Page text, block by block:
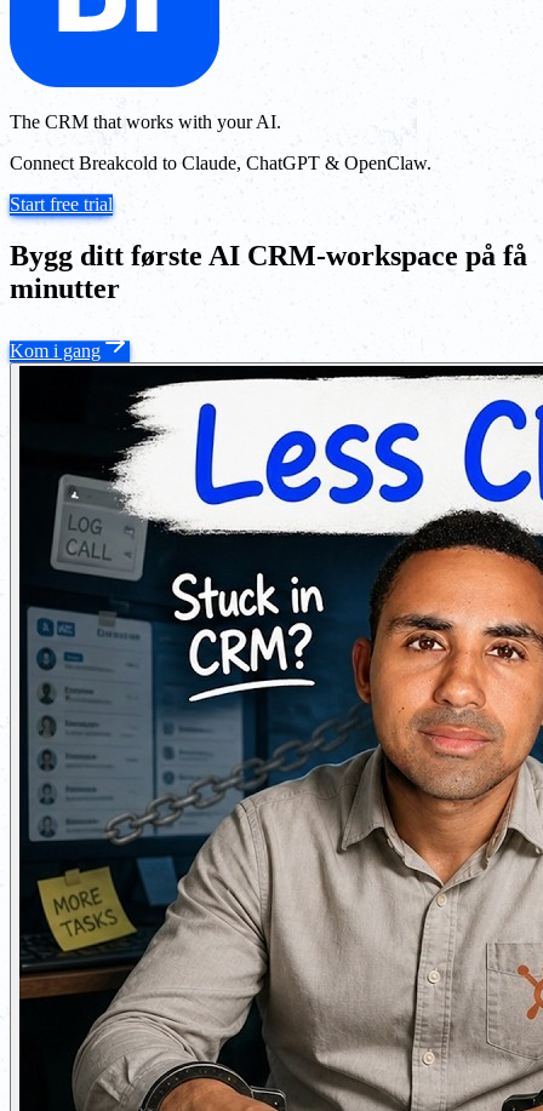
The CRM that works with your AI.
Connect Breakcold to Claude, ChatGPT & OpenClaw.
Start free trial
Bygg ditt første AI CRM-workspace på få
minutter
Kom i gang